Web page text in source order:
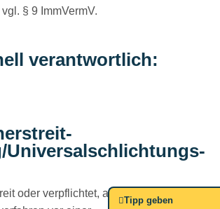
Tipp geben
§ 9 ImmVermV.
verantwortlich:
Universal­schlichtungs­
oder verpflichtet, an